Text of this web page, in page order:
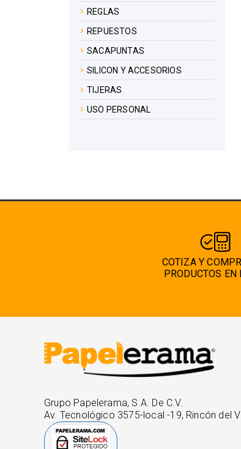
REGLAS
REPUESTOS
SACAPUNTAS
SILICON Y ACCESORIOS
TIJERAS
USO PERSONAL
COTIZA Y
PRODUCTOS EN
Grupo Papelerama, S.A. De C.V.
Av. Tecnológico 3575-local -19, Rincón del